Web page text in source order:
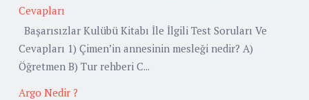
Cevapları
Başarısızlar Kulübü Kitabı İle İlgili Test Soruları Ve
Cevapları 1) Çimen’in annesinin mesleği nedir? A)
Öğretmen B) Tur rehberi C...
Argo Nedir ?